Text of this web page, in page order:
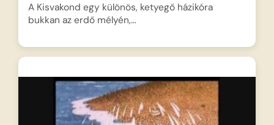
A Kisvakond egy különös, ketyegő házikóra
bukkan az erdő mélyén,…